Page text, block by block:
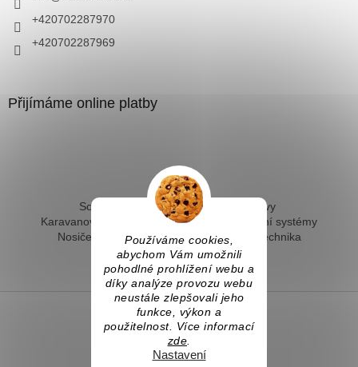
Používáme cookies,
abychom Vám umožnili
pohodlné prohlížení webu a
díky analýze provozu webu
neustále zlepšovali jeho
funkce, výkon a
použitelnost. Více informací
zde.
Nastavení
+420702287970
+420702287969
Přijímáme online platby
Solární ohřev vody - kompletní sestavy
Karavanové solární systémy
Ostrovní solární systémy
Nosiče kol na tažné
Hevery a dílenská technika
Fotovoltaický ohřev vody
Vytvořil Shoptet